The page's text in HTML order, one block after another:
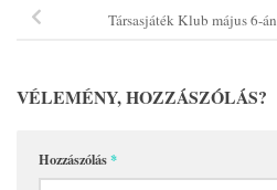
Társasjáték Klub május 6-
VÉLEMÉNY, HOZZÁSZÓLÁS?
Hozzászólás*